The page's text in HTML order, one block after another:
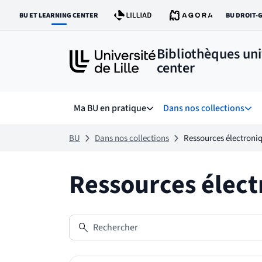
LIEN VERS LE SITE :
BU ET LEARNING CENTER BU DROIT-
Bibliothèques
center
Ma BU en pratiqueSous menu de Ma BU en
Dans nos collections
BU Dans nos collections Ressources
Ressources
Rechercher